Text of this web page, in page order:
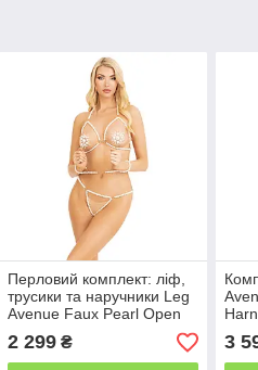
Перловий комплект: ліф,
трусики та наручники Leg
Avenue Faux Pearl Open
Cup Bra, String and Cuffs
2 299₴ 3